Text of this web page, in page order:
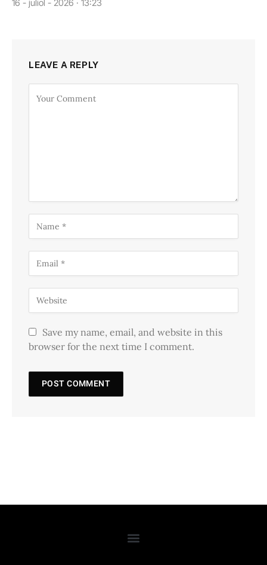
16 - juliol - 2026 · 13:23
LEAVE A REPLY
Save my name, email, and website in this
browser for the next time I comment.